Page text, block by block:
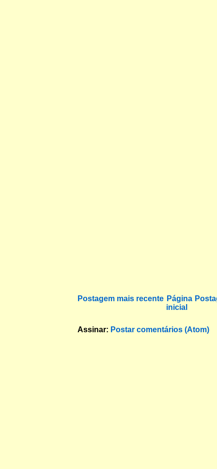
Postagem mais recente Página
inicial
Assinar: Postar comentários (Atom)